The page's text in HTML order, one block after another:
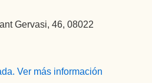
Gervasi, 46, 08022